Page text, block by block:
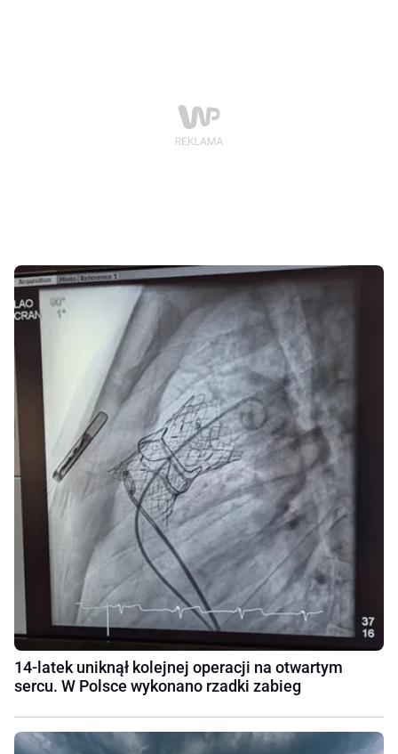
14-latek uniknął kolejnej operacji na otwartym
sercu. W Polsce wykonano rzadki zabieg